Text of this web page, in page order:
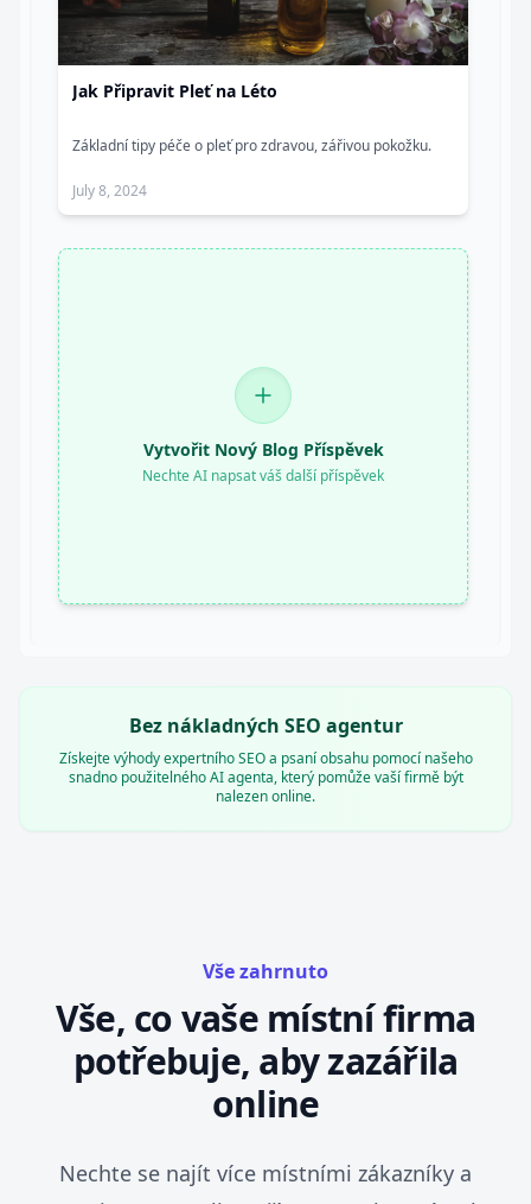
Jak Připravit Pleť na Léto
Základní tipy péče o pleť pro zdravou, zářivou pokožku.
July 8, 2024
Vytvořit Nový Blog Příspěvek
Nechte AI napsat váš další příspěvek
Bez nákladných SEO agentur
Získejte výhody expertního SEO a psaní obsahu pomocí našeho
snadno použitelného AI agenta, který pomůže vaší firmě být
nalezen online.
Vše zahrnuto
Vše, co vaše místní firma
potřebuje, aby zazářila
online
Nechte se najít více místními zákazníky a